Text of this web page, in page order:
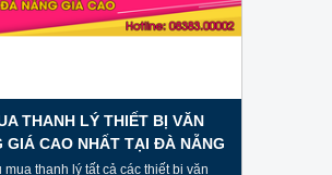
THANH LÝ THIẾT BỊ VĂN
GIÁ CAO NHẤT TẠI ĐÀ NẴNG
mua thanh lý tất cả các thiết bị văn